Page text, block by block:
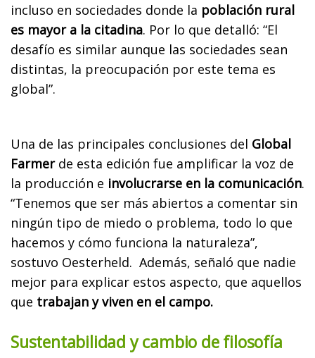
incluso en sociedades donde la población rural
es mayor a la citadina. Por lo que detalló: “El
desafío es similar aunque las sociedades sean
distintas, la preocupación por este tema es
global”.
Una de las principales conclusiones del Global
Farmerde esta edición fue amplificar la voz de
la producción e involucrarse en la comunicación.
“Tenemos que ser más abiertos a comentar sin
ningún tipo de miedo o problema, todo lo que
hacemos y cómo funciona la naturaleza”,
sostuvo Oesterheld. Además, señaló que nadie
mejor para explicar estos aspecto, que aquellos
que trabajan y viven en el campo.
Sustentabilidad y cambio de filosofía